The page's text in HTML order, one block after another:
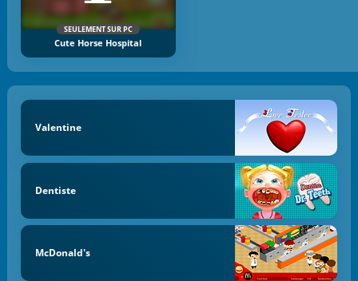
SEULEMENT SUR PC
Cute Horse Hospital
Valentine
Dentiste
McDonald's